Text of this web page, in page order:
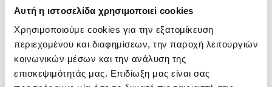
Αυτή η ιστοσελίδα χρησιμοποιεί cookies
Χρησιμοποιούμε cookies για την εξατομίκευση
περιεχομένου και διαφημίσεων, την παροχή λειτουργιών
κοινωνικών μέσων και την ανάλυση της
επισκεψιμότητάς μας. Επιδίωξη μας είναι σας
(0)
ΠΩΣ ΝΑ ΜΕΓΑΛΩΣΕΤΕ ΤΟ ΜΩΡΟ
ΣΑΣ
ΜΕ ΦΥΣΙΚΑ ΠΡΟΙΟΝΤΑ ΚΑΙ
ΑΓΑΠΗ ΓΙΑ ΤΟ ΠΕΡΙΒΑΛΛΟΝ
GILLMAN CLAIRE
Κωδ. Πολιτείας:4580-1737
ΓΥΝΑΙΚΕΙΟ ΣΤΗΘΟΣ
ΑΠΑΝΤΗΣΕΙΣ ΣΕ 100 ΕΡΩΤΗΣΕΙΣ
ΣΑΣ
BESTIC LIZ
Κωδ. Πολιτείας:2350-1023